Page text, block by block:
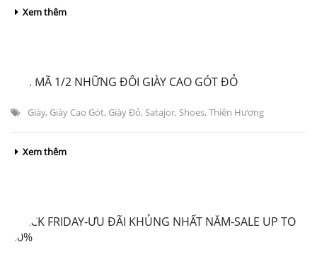
Xem thêm
GIẢI MÃ 1/2 NHỮNG ĐÔI GIÀY CAO GÓT ĐỎ
Giày, Giày Cao Gót, Giày Đỏ, Satajor, Shoes, Thiên Hương
Xem thêm
BLACK FRIDAY-ƯU ĐÃI KHỦNG NHẤT NĂM-SALE UP TO
60%